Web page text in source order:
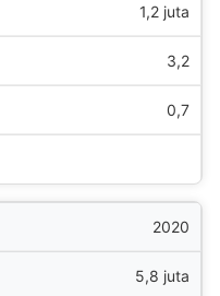
1,2 juta
3,2
0,7
2020
5,8 juta